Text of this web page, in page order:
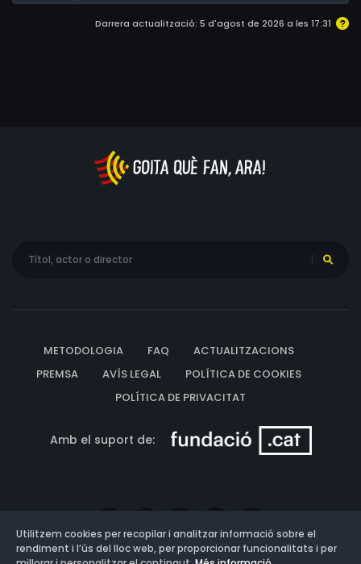
Darrera actualització: 5 d'agost de 2026 a les 17:31
METODOLOGIA FAQ
ACTUALITZACIONS
PREMSA
AVÍS LEGAL
POLÍTICA DE COOKIES
POLÍTICA DE PRIVACITAT
Amb el suport de:
Utilitzem cookies per recopilar i analitzar informació sobre el
rendiment i l’ús del lloc web, per proporcionar funcionalitats i per